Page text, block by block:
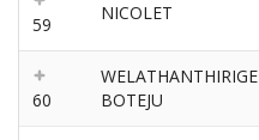
59
NICOLET
60
WELATHANTHIRIGE
BOTEJU